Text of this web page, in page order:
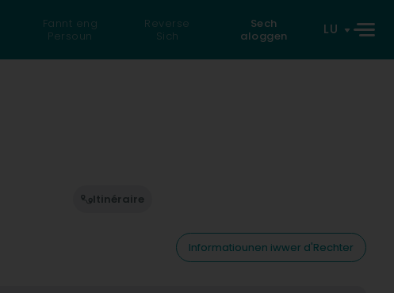
Fannt eng
Persoun
Reverse
Sich
Sech
aloggen
LU
Itinéraire
Informatiounen iwwer d'Rechter